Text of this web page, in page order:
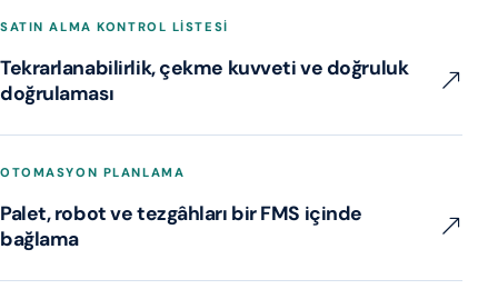
SATIN ALMA KONTROL LISTESI
Tekrarlanabilirlik, çekme kuvveti ve doğruluk
doğrulaması
OTOMASYON PLANLAMA
Palet, robot ve tezgâhları bir FMS içinde
bağlama